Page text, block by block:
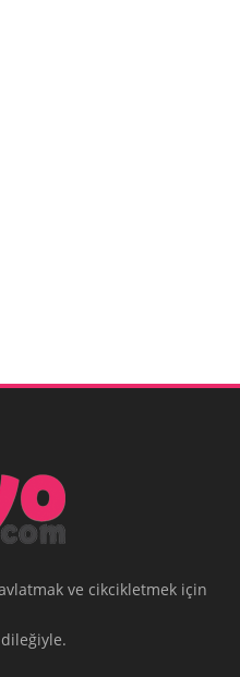
ve cikcikletmek için